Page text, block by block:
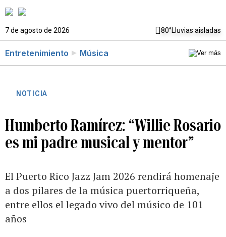
7 de agosto de 2026 80°Lluvias aisladas
Entretenimiento Música
NOTICIA
Humberto Ramírez: “Willie Rosario
es mi padre musical y mentor”
El Puerto Rico Jazz Jam 2026 rendirá homenaje
a dos pilares de la música puertorriqueña,
entre ellos el legado vivo del músico de 101
años